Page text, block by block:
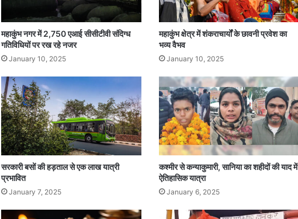
हौ
महाकुंभ नगर में 2,750 एआई सीसीटीवी संदिग्ध
गतिविधियों पर रख रहे नजर
January 10, 2025
महाकुंभ क्षेत्र में शंकराचार्यों के छावनी प्रवेश का
भव्य वैभव
January 10, 2025
सरकारी बसों की हड़ताल से एक लाख यात्री
प्रभावित
January 7, 2025
कश्मीर से कन्याकुमारी, सानिया का शहीदों की याद में
ऐतिहासिक यात्रा
January 6, 2025